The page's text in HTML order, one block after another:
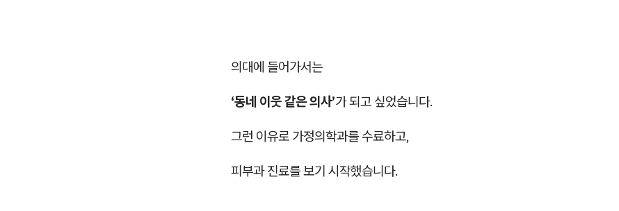
의대에 들어가서는
‘동네 이웃 같은 의사’가 되고 싶었습니다.
그런 이유로 가정의학과를 수료하고,
피부과 진료를 보기 시작했습니다.